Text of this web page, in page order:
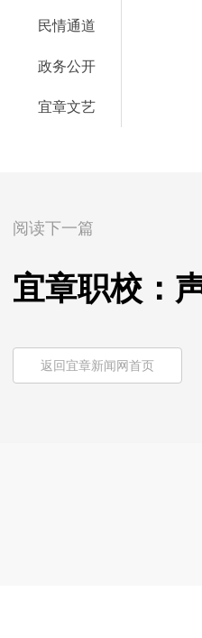
民情通道
政务公开
宜章文艺
阅读下一篇
宜章职校：
返回宜章新闻网首页